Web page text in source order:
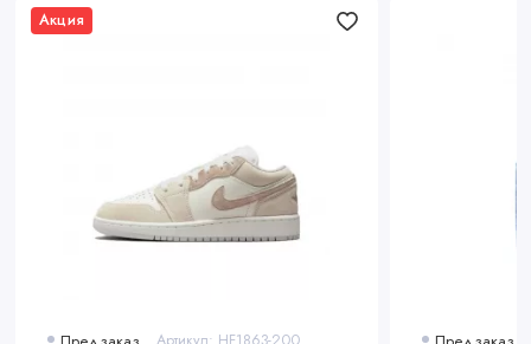
Акция